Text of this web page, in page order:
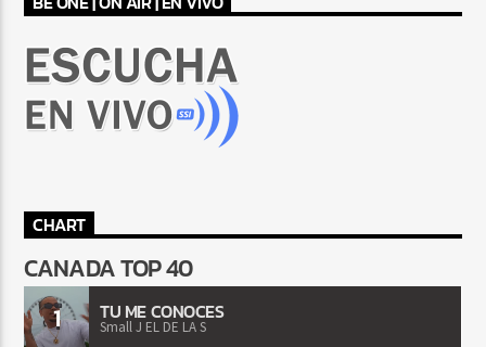
CHART
CANADA TOP 40
1 TU ME CONOCES
Small J EL DE LA S